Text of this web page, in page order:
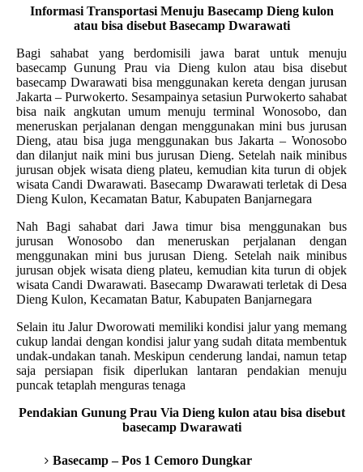
Informasi Transportasi Menuju Basecamp Dieng kulon
atau bisa disebut Basecamp Dwarawati
Bagi sahabat yang berdomisili jawa barat untuk menuju
basecamp Gunung Prau via Dieng kulon atau bisa disebut
basecamp Dwarawati bisa menggunakan kereta dengan jurusan
Jakarta – Purwokerto. Sesampainya setasiun Purwokerto sahabat
bisa naik angkutan umum menuju terminal Wonosobo, dan
meneruskan perjalanan dengan menggunakan mini bus jurusan
Dieng, atau bisa juga menggunakan bus Jakarta – Wonosobo
dan dilanjut naik mini bus jurusan Dieng. Setelah naik minibus
jurusan objek wisata dieng plateu, kemudian kita turun di objek
wisata Candi Dwarawati. Basecamp Dwarawati terletak di Desa
Dieng Kulon, Kecamatan Batur, Kabupaten Banjarnegara
Nah Bagi sahabat dari Jawa timur bisa menggunakan bus
jurusan Wonosobo dan meneruskan perjalanan dengan
menggunakan mini bus jurusan Dieng. Setelah naik minibus
jurusan objek wisata dieng plateu, kemudian kita turun di objek
wisata Candi Dwarawati. Basecamp Dwarawati terletak di Desa
Dieng Kulon, Kecamatan Batur, Kabupaten Banjarnegara
Selain itu Jalur Dworowati memiliki kondisi jalur yang memang
cukup landai dengan kondisi jalur yang sudah ditata membentuk
undak-undakan tanah. Meskipun cenderung landai, namun tetap
saja persiapan fisik diperlukan lantaran pendakian menuju
puncak tetaplah menguras tenaga
Pendakian Gunung Prau Via Dieng kulon atau bisa disebut
basecamp Dwarawati
Basecamp – Pos 1 Cemoro Dungkar